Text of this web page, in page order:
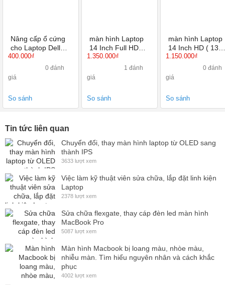
Nâng cấp ổ cứng
cho Laptop Dell
Precision 7510
400.000₫
0 đánh
giá
So sánh
màn hình Laptop
14 Inch Full HD
1920X1080 IPS
1.350.000₫
1 đánh
giá
So sánh
màn hình Laptop
14 Inch HD (
X 768 ) Led mỏng
1.150.000₫
0 đánh
giá
So sánh
Tin tức liên quan
Chuyển đổi, thay màn hình laptop từ OLED sang
thành IPS
3633 lượt xem
Việc làm kỹ thuật viên sửa chữa, lắp đặt linh kiện
Laptop
2378 lượt xem
Sửa chữa flexgate, thay cáp đèn led màn hình
MacBook Pro
5087 lượt xem
Màn hình Macbook bị loang màu, nhòe màu,
nhiễu màn. Tìm hiểu nguyên nhân và cách khắc
phục
4002 lượt xem